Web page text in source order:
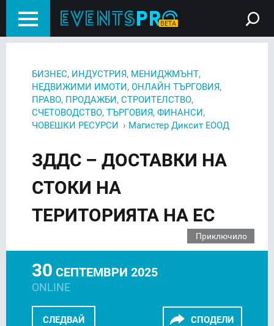
БИЗНЕС, ИНДУСТРИЯ, МЕНИДЖМЪНТ,
НЕДВИЖИМИ ИМОТИ, ОНЛАЙН ТЪРГОВИЯ,
ПРАВО, ПРОДАЖБИ, СТРОИТЕЛСТВО,
СЧЕТОВОДСТВО, ТЪРГОВИЯ, ФИНАНСИ,
ЧОВЕШКИ РЕСУРСИ › Магистер Диксит ЕООД
ЗДДС – ДОСТАВКИ НА
СТОКИ НА
ТЕРИТОРИЯТА НА ЕС
Приключило
СЛЕДВАЙ СПОДЕЛИ
30 СЕПТЕМВРИ 2025
ONLINE